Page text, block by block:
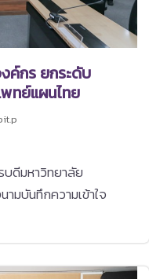
ค์กร ยกระดับ
ทย์แผนไทย
ดีมหาวิทยาลัย
มบันทึกความเข้าใจ